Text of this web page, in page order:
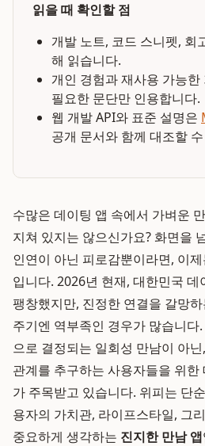
읽을 때 확인할 점
개발 노트, 코드 스니펫, 회
해 읽습니다.
개인 경험과 재사용 가능한
필요한 문단만 인용합니다.
웹 개발 API와 표준 설명은
공개 문서와 함께 대조할
수많은 데이팅 앱 속에서 가벼운
지쳐 있지는 않으신가요? 화면을
인연이 아닌 피로감뿐이라면, 이
입니다. 2026년 현재, 대한민국
팽창했지만, 진정한 연결을 갈망
주기엔 역부족인 경우가 많습니다
으로 결정되는 일회성 만남이 아
관계를 추구하는 사용자들을 위한
가 주목받고 있습니다. 위피는 단
용자의 가치관, 라이프스타일, 그
중요하게 생각하는 진지한 만남 앱